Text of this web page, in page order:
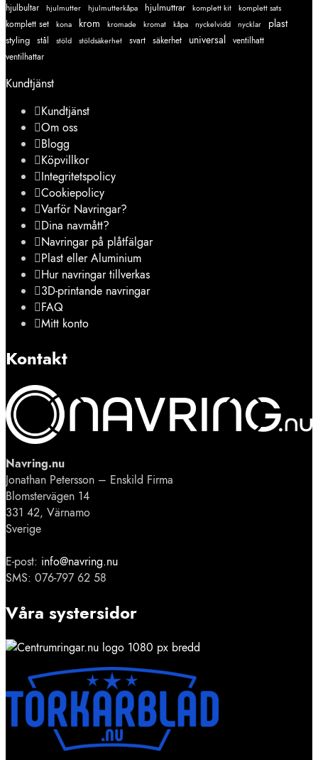
hjulbultar hjulmutter hjulmutterkåpa hjulmuttrar komplett kit komplett sats
komplett set kona krom kromade kromat kåpa nyckelvidd nycklar
plast
styling
stål stöld stöldsäkerhet svart säkerhet universal ventilhatt
ventilhattar
Kundtjänst
Kundtjänst
Om oss
Blogg
Köpvillkor
Integritetspolicy
Cookiepolicy
Varför Navringar?
Dina navmått?
Navringar på plåtfälgar
Plast eller Aluminium
Hur navringar tillverkas
3D-printande navringar
FAQ
Mitt konto
Kontakt
Navring.nu
Jonathan Petersson – Enskild Firma
Blomstervägen 14
331 42, Värnamo
Sverige
E-post: info@navring.nu
SMS: 076-797 62 58
Våra systersidor